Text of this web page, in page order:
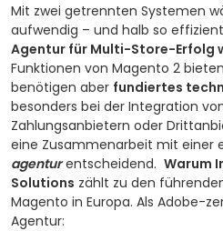
Mit zwei getrennten Systemen
aufwendig – und halb so
Agentur für Multi-Store-Erfolg
Funktionen von Magento 2
benötigen aber fundiertes
besonders bei der Integration
Zahlungsanbietern oder
eine Zusammenarbeit mit einer
agenturentscheidend. Warum
Solutions zählt zu den
Magento in Europa. Als Adobe-
Agentur: